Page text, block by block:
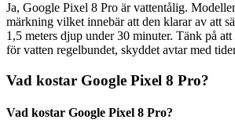
Ja, Google Pixel 8 Pro är vattentålig.
märkning vilket innebär att den klarar av att
1,5 meters djup under 30 minuter. Tänk på att
för vatten regelbundet, skyddet avtar med
Vad kostar Google Pixel 8 Pro?
Vad kostar Google Pixel 8 Pro?